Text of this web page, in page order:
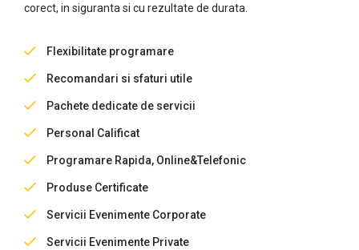
corect, in siguranta si cu rezultate de durata.
Flexibilitate programare
Recomandari si sfaturi utile
Pachete dedicate de servicii
Personal Calificat
Programare Rapida, Online&Telefonic
Produse Certificate
Servicii Evenimente Corporate
Servicii Evenimente Private